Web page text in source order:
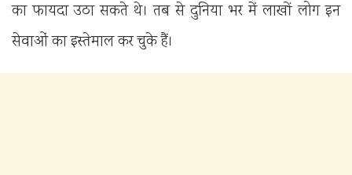
का फायदा उठा सकते थे। तब से दुनिया भर में लाखों लोग इन
सेवाओं का इस्तेमाल कर चुके हैं।